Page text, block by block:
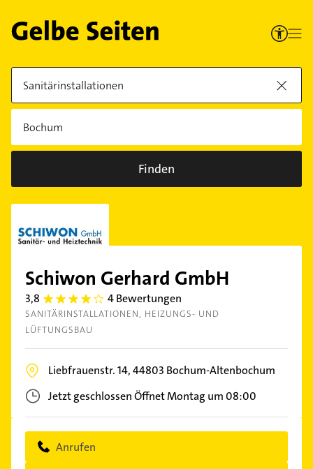
Finden
Schiwon Gerhard GmbH
3,8 3.8 4 Bewertungen
SANITÄRINSTALLATIONEN
HEIZUNGS- UND
LÜFTUNGSBAU
Liebfrauenstr. 14,44803 Bochum-Altenbochum
Jetzt geschlossenÖffnet Montag um 08:00
Anrufen